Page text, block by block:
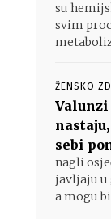
su
svim
ŽENSKO
Valunzi
sebi
nagli
javljaju u
a mogu